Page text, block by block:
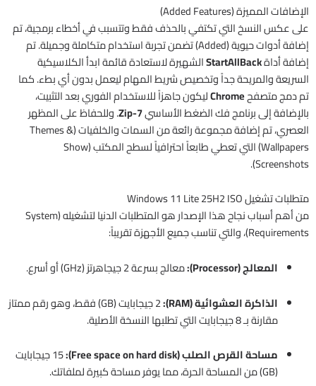
الإضافات المميزة (Added Features)
على عكس النسخ التي تكتفي بالحذف فقط وتتسبب في أخطاء برمجية، تم
إضافة أدوات حيوية (Added) تضمن تجربة استخدام متكاملة وجميلة. تم
إضافة أداةStartAllBackالشهيرة لاستعادة قائمة ابدأ الكلاسيكية
السريعة والمريحة جداً وتخصيص شريط المهام ليعمل بدون أي بطء. كما
تم دمج متصفحChromeليكون جاهزاً للاستخدام الفوري بعد التثبيت،
بالإضافة إلى برنامج فك الضغط الأساسي7-Zip
. وللحفاظ على المظهر
العصري، تم إضافة مجموعة رائعة من السمات والخلفيات (Themes &
Wallpapers) التي تعطي طابعاً احترافياً لسطح المكتب (Show
Screenshots).
متطلبات تشغيل Windows 11 Lite 25H2 ISO
من أهم أسباب نجاح هذا الإصدار هو المتطلبات الدنيا لتشغيله (System
Requirements)، والتي تناسب جميع الأجهزة تقريباً:
المعالج (Processor):
معالج بسرعة 2 جيجاهرتز (GHz) أو أسرع.
الذاكرة العشوائية (RAM):
2 جيجابايت (GB) فقط، وهو رقم ممتاز
مقارنة بـ 8 جيجابايت التي تطلبها النسخة الأصلية.
مساحة القرص الصلب (Free space on hard disk):
15 جيجابايت
(GB) من المساحة الحرة، مما يوفر مساحة كبيرة لملفاتك.